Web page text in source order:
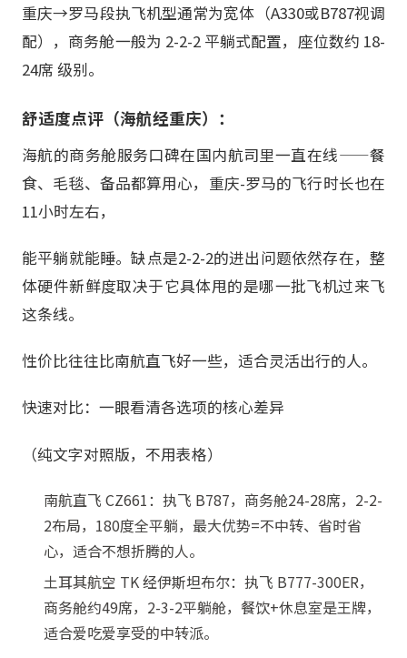
重庆→罗马段执飞机型通常为宽体（A330或B787视调
配），商务舱一般为 2-2-2 平躺式配置，座位数约 18-
24席 级别。
舒适度点评（海航经重庆）：
海航的商务舱服务口碑在国内航司里一直在线——餐
食、毛毯、备品都算用心，重庆-罗马的飞行时长也在
11小时左右，
能平躺就能睡。缺点是2-2-2的进出问题依然存在，整
体硬件新鲜度取决于它具体甩的是哪一批飞机过来飞
这条线。
性价比往往比南航直飞好一些，适合灵活出行的人。
快速对比：一眼看清各选项的核心差异
（纯文字对照版，不用表格）
南航直飞 CZ661：执飞 B787，商务舱24-28席，2-2-
2布局，180度全平躺，最大优势=不中转、省时省
心，适合不想折腾的人。
土耳其航空 TK 经伊斯坦布尔：执飞 B777-300ER，
商务舱约49席，2-3-2平躺舱，餐饮+休息室是王牌，
适合爱吃爱享受的中转派。